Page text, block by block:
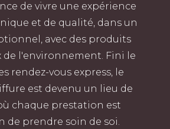
de vivre une expérience
et de qualité, dans un
avec des produits
de l'environnement. Fini le
rendez-vous express, le
est devenu un lieu de
chaque prestation est
de prendre soin de soi.